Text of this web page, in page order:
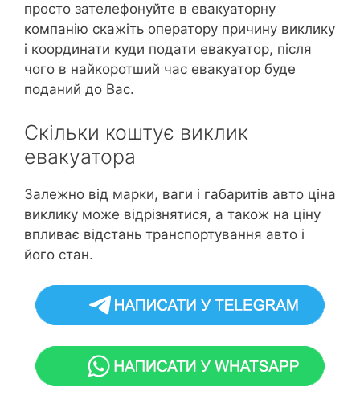
просто зателефонуйте в евакуаторну
компанію скажіть оператору причину виклику
і координати куди подати евакуатор, після
чого в найкоротший час евакуатор буде
поданий до Вас.
Скільки коштує виклик
евакуатора
Залежно від марки, ваги і габаритів авто ціна
виклику може відрізнятися, а також на ціну
впливає відстань транспортування авто і
його стан.